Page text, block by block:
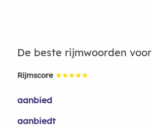
De beste rijmwoorden voor
Rijmscore ★★★★★
aanbied
aanbiedt